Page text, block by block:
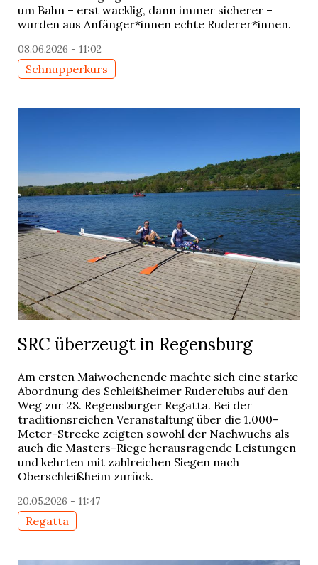
um Bahn – erst wacklig, dann immer sicherer –
wurden aus Anfänger*innen echte Ruderer*innen.
08.06.2026 - 11:02
Schnupperkurs
SRC überzeugt in Regensburg
Am ersten Maiwochenende machte sich eine starke
Abordnung des Schleißheimer Ruderclubs auf den
Weg zur 28. Regensburger Regatta. Bei der
traditionsreichen Veranstaltung über die 1.000-
Meter-Strecke zeigten sowohl der Nachwuchs als
auch die Masters-Riege herausragende Leistungen
und kehrten mit zahlreichen Siegen nach
Oberschleißheim zurück.
20.05.2026 - 11:47
Regatta